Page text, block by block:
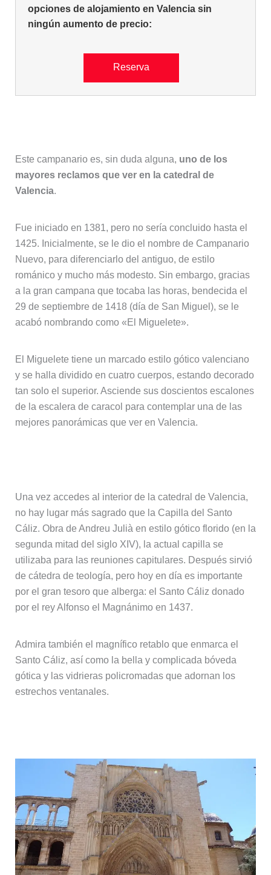
opciones de alojamiento en Valencia sin
ningún aumento de precio:
Reserva
Este campanario es, sin duda alguna, uno de los
mayores reclamos que ver en la catedral de
Valencia.
Fue iniciado en 1381, pero no sería concluido hasta el
1425. Inicialmente, se le dio el nombre de Campanario
Nuevo, para diferenciarlo del antiguo, de estilo
románico y mucho más modesto. Sin embargo, gracias
a la gran campana que tocaba las horas, bendecida el
29 de septiembre de 1418 (día de San Miguel), se le
acabó nombrando como «El Miguelete».
El Miguelete tiene un marcado estilo gótico valenciano
y se halla dividido en cuatro cuerpos, estando decorado
tan solo el superior. Asciende sus doscientos escalones
de la escalera de caracol para contemplar una de las
mejores panorámicas que ver en Valencia.
Una vez accedes al interior de la catedral de Valencia,
no hay lugar más sagrado que la Capilla del Santo
Cáliz. Obra de Andreu Julià en estilo gótico florido (en la
segunda mitad del siglo XIV), la actual capilla se
utilizaba para las reuniones capitulares. Después sirvió
de cátedra de teología, pero hoy en día es importante
por el gran tesoro que alberga: el Santo Cáliz donado
por el rey Alfonso el Magnánimo en 1437.
Admira también el magnífico retablo que enmarca el
Santo Cáliz, así como la bella y complicada bóveda
gótica y las vidrieras policromadas que adornan los
estrechos ventanales.